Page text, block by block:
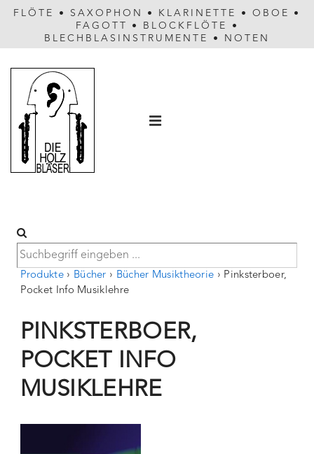
FLÖTE • SAXOPHON • KLARINETTE • OBOE
•
FAGOTT
• BLOCKFLÖTE
•
BLECHBLASINSTRUMENTE
• NOTEN
Produkte › Bücher › Bücher Musiktheorie › Pinksterboer,
Pocket Info Musiklehre
PINKSTERBOER,
POCKET INFO
MUSIKLEHRE